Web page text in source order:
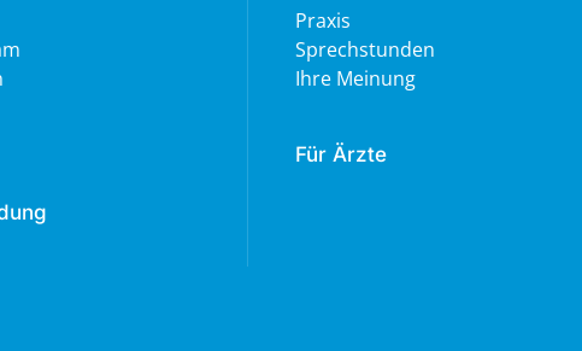
Praxis
Sprechstunden
Ihre Meinung
Für Ärzte